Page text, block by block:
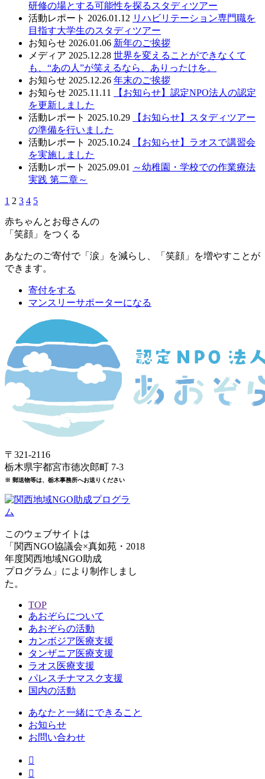
研修の場とする可能性を探るスタディツアー
活動レポート 2026.01.12 リハビリテーション専門職を
目指す大学生のスタディツアー
お知らせ 2026.01.06 新年のご挨拶
メディア 2025.12.28 世界を変えることができなくて
も、“あの人”が笑えるなら、ありったけを。
お知らせ 2025.12.26 年末のご挨拶
お知らせ 2025.11.11
【お知らせ】認定NPO法人の認定
を更新しました
活動レポート 2025.10.29
【お知らせ】スタディツアー
の準備を行いました
活動レポート 2025.10.24
【お知らせ】ラオスで講習会
を実施しました
活動レポート 2025.09.01 ～幼稚園・学校での作業療法
実践 第二章～
1 2 3 4 5
赤ちゃんとお母さんの
「笑顔」をつくる
あなたのご寄付で「涙」を減らし、「笑顔」を増やすことが
できます。
寄付をする
マンスリーサポーターになる
〒321-2116
栃木県宇都宮市徳次郎町 7-3
※ 郵送物等は、栃木事務所へお送りください
このウェブサイトは
「関西NGO協議会×真如苑・2018
年度関西地域NGO助成
プログラム」により制作しまし
た。
TOP
あおぞらについて
あおぞらの活動
カンボジア医療支援
タンザニア医療支援
ラオス医療支援
パレスチナマスク支援
国内の活動
あなたと一緒にできること
お知らせ
お問い合わせ